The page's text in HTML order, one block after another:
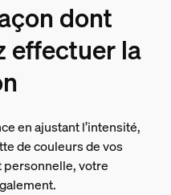
dont
effectuer la
en ajustant l’intensité,
de couleurs de vos
votre